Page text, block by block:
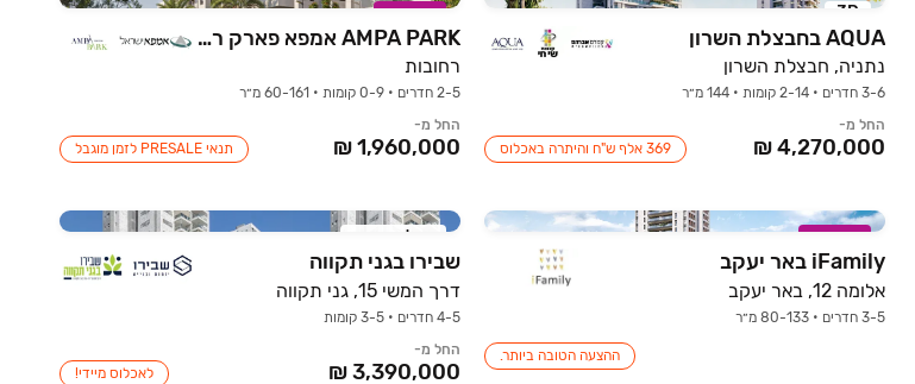
3D
AQUA בחבצלת השרון
נתניה, חבצלת השרון
3-6 חדרים • 2-14 קומות • 144 מ״ר
החל מ-
369 אלף ש"ח והיתרה באכלוס
במבצע
AMPA PARK אמפא פארק רחובות
רחובות
2-5 חדרים • 0-9 קומות • 60-161 מ״ר
החל מ-
תנאי PRESALE לזמן מוגבל
במבצע
iFamily באר יעקב
אלומה 12, באר יעקב
3-5 חדרים • 80-133 מ״ר
ההצעה הטובה ביותר.
אכלוס קרוב
שבירו בגני תקווה
דרך המשי 15, גני תקווה
4-5 חדרים • 3-5 קומות
החל מ-
לאכלוס מיידי!